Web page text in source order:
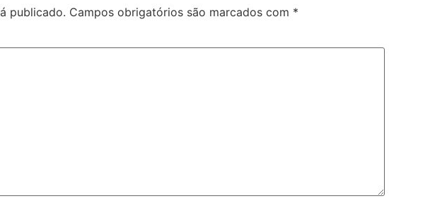
publicado. Campos obrigatórios são marcados com *